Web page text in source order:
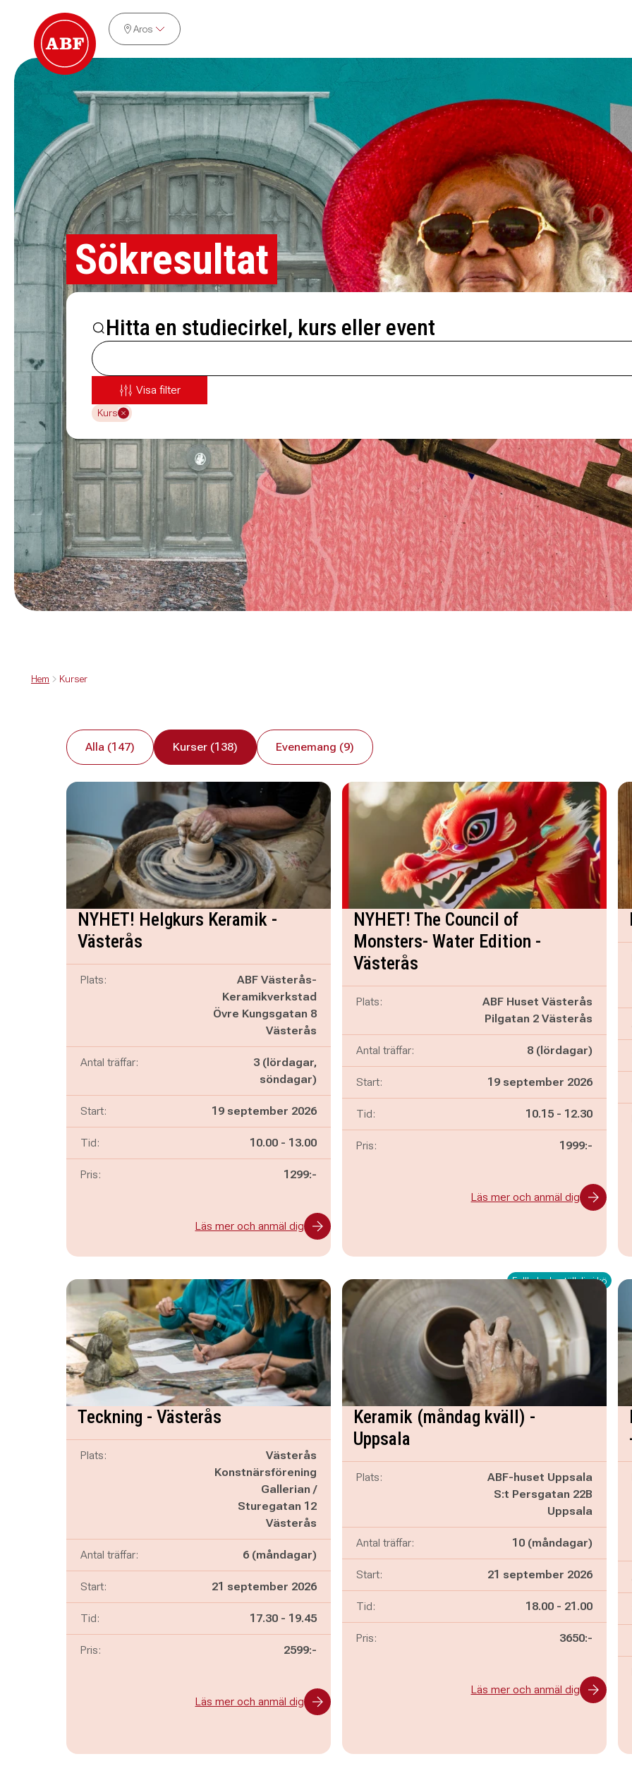
Aros
Sökresultat
Hitta en studiecirkel, kurs eller event
Visa filter
Kurs
Hem Kurser
Alla (147) Kurser (138) Evenemang (9)
NYHET! Helgkurs Keramik -
Västerås
Plats:
ABF Västerås-
Keramikverkstad
Övre Kungsgatan 8
Västerås
Antal träffar:
3 (lördagar,
söndagar)
Start: 19 september 2026
Tid: Pågår mellan
10.00 - och
13.00
Pris: 1299:-
Läs mer och anmäl dig
NYHET! The Council of
Monsters- Water Edition -
Västerås
Plats:
ABF Huset Västerås
Pilgatan 2 Västerås
Antal träffar: 8 (lördagar)
Start: 19 september 2026
Tid: Pågår mellan
10.15 - och
12.30
Pris: 1999:-
Läs mer och anmäl dig
Teckning - Västerås
Plats:
Västerås
Konstnärsförening
Gallerian /
Sturegatan 12
Västerås
Antal träffar: 6 (måndagar)
Start: 21 september 2026
Tid: Pågår mellan
17.30 - och
19.45
Pris: 2599:-
Läs mer och anmäl dig
Fullbokad - ställ dig i kö
Keramik (måndag kväll) -
Uppsala
Plats:
ABF-huset Uppsala
S:t Persgatan 22B
Uppsala
Antal träffar: 10 (måndagar)
Start: 21 september 2026
Tid: Pågår mellan
18.00 - och
21.00
Pris: 3650:-
Läs mer och anmäl dig